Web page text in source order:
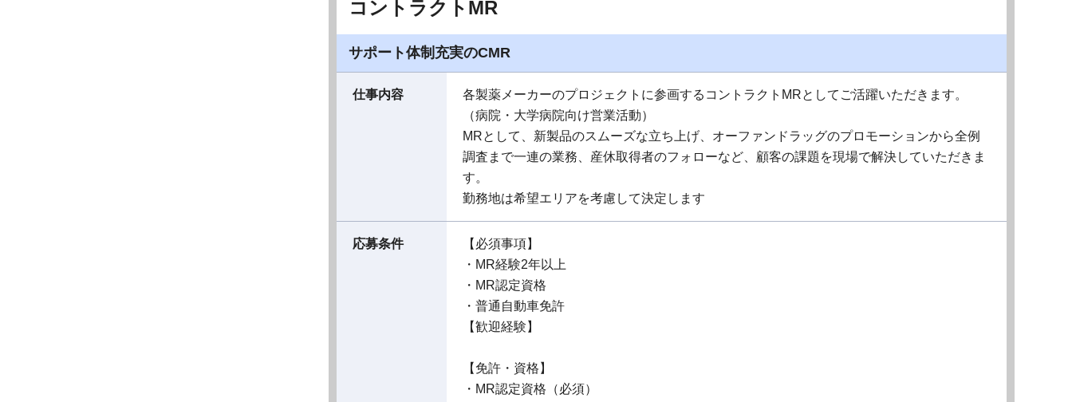
コントラクトMR
サポート体制充実のCMR
仕事内容
各製薬メーカーのプロジェクトに参画するコントラクトMRとしてご活躍いただきます。
（病院・大学病院向け営業活動）
MRとして、新製品のスムーズな立ち上げ、オーファンドラッグのプロモーションから全例
調査まで一連の業務、産休取得者のフォローなど、顧客の課題を現場で解決していただきま
す。
勤務地は希望エリアを考慮して決定します
応募条件
【必須事項】
・MR経験2年以上
・MR認定資格
・普通自動車免許
【歓迎経験】
【免許・資格】
・MR認定資格（必須）